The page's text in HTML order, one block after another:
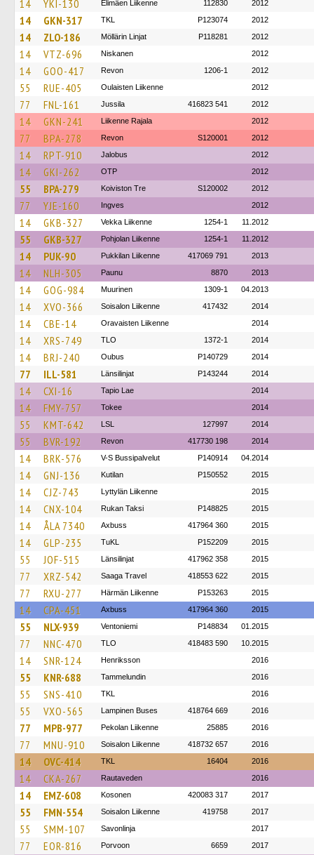
14 YKI-130 Elimäen Liikenne 112830 2012
14 GKN-317 TKL P123074 2012
14 ZLO-186 Möllärin Linjat P118281 2012
14 VTZ-696 Niskanen 2012
14 GOO-417 Revon 1206-1 2012
55 RUE-405 Oulaisten Liikenne 2012
77 FNL-161 Jussila 416823 541 2012
14 GKN-241 Liikenne Rajala 2012
77 BPA-278 Revon S120001 2012
14 RPT-910 Jalobus 2012
14 GKI-262 OTP 2012
55 BPA-279 Koiviston Tre S120002 2012
77 YJE-160 Ingves 2012
14 GKB-327 Vekka Liikenne 1254-1 11.2012
55 GKB-327 Pohjolan Liikenne 1254-1 11.2012
14 PUK-90 Pukkilan Liikenne 417069 791 2013
14 NLH-305 Paunu 8870 2013
14 GOG-984 Muurinen 1309-1 04.2013
14 XVO-366 Soisalon Liikenne 417432 2014
14 CBE-14 Oravaisten Liikenne 2014
14 XRS-749 TLO 1372-1 2014
14 BRJ-240 Oubus P140729 2014
77 ILL-581 Länsilinjat P143244 2014
14 CXI-16 Tapio Lae 2014
14 FMY-757 Tokee 2014
55 KMT-642 LSL 127997 2014
55 BVR-192 Revon 417730 198 2014
14 BRK-576 V-S Bussipalvelut P140914 04.2014
14 GNJ-136 Kutilan P150552 2015
14 CJZ-743 Lyttylän Liikenne 2015
14 CNX-104 Rukan Taksi P148825 2015
14 ÅLA 7340 Axbuss 417964 360 2015
14 GLP-235 TuKL P152209 2015
55 JOF-515 Länsilinjat 417962 358 2015
77 XRZ-542 Saaga Travel 418553 622 2015
77 RXU-277 Härmän Liikenne P153263 2015
14 CPA-451 Axbuss 417964 360 2015
55 NLX-939 Ventoniemi P148834 01.2015
77 NNC-470 TLO 418483 590 10.2015
14 SNR-124 Henriksson 2016
55 KNR-688 Tammelundin 2016
55 SNS-410 TKL 2016
55 VXO-565 Lampinen Buses 418764 669 2016
77 MPB-977 Pekolan Liikenne 25885 2016
77 MNU-910 Soisalon Liikenne 418732 657 2016
14 OVC-414 TKL 16404 2016
14 CKA-267 Rautaveden 2016
14 EMZ-608 Kosonen 420083 317 2017
55 FMN-554 Soisalon Liikenne 419758 2017
55 SMM-107 Savonlinja 2017
77 EOR-816 Porvoon 6659 2017